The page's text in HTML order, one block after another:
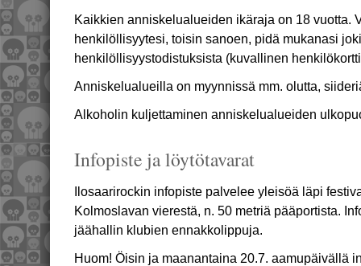
Kaikkien anniskelualueiden ikäraja on 18 vuotta.
henkilöllisyytesi, toisin sanoen, pidä mukanasi
henkilöllisyystodistuksista (kuvallinen
Anniskelualueilla on myynnissä mm. olutta,
Alkoholin kuljettaminen anniskelualueiden
Infopiste ja löytötavarat
Ilosaarirockin infopiste palvelee yleisöä läpi
Kolmoslavan vierestä, n. 50 metriä pääportista.
jäähallin klubien ennakkolippuja.
Huom! Öisin ja maanantaina 20.7. aamupäivällä